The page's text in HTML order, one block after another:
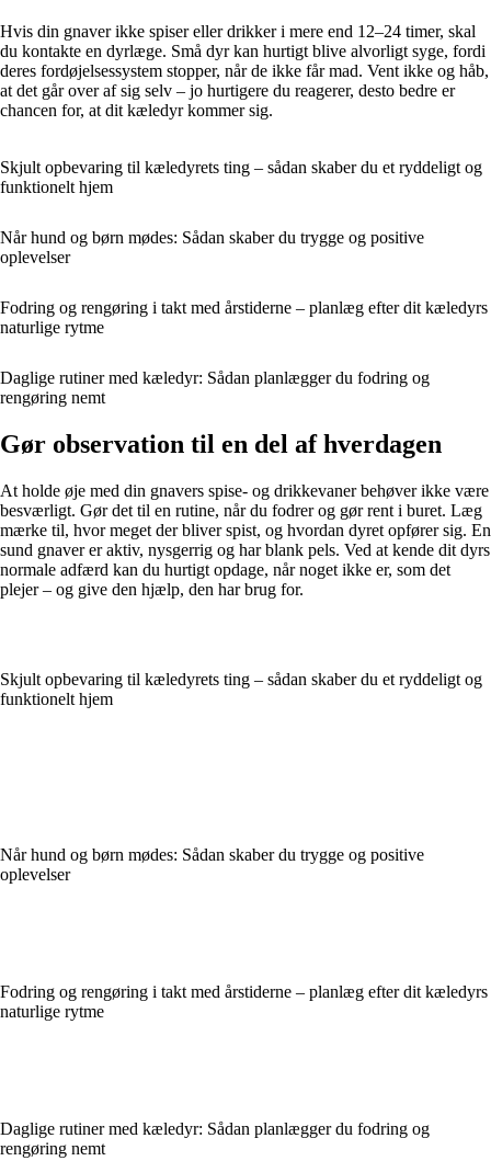
Hvis din gnaver ikke spiser eller drikker i mere end 12–24 timer, skal
du kontakte en dyrlæge. Små dyr kan hurtigt blive alvorligt syge, fordi
deres fordøjelsessystem stopper, når de ikke får mad. Vent ikke og håb,
at det går over af sig selv – jo hurtigere du reagerer, desto bedre er
chancen for, at dit kæledyr kommer sig.
Skjult opbevaring til kæledyrets ting – sådan skaber du et ryddeligt og
funktionelt hjem
Når hund og børn mødes: Sådan skaber du trygge og positive
oplevelser
Fodring og rengøring i takt med årstiderne – planlæg efter dit kæledyrs
naturlige rytme
Daglige rutiner med kæledyr: Sådan planlægger du fodring og
rengøring nemt
Gør observation til en del af hverdagen
At holde øje med din gnavers spise- og drikkevaner behøver ikke være
besværligt. Gør det til en rutine, når du fodrer og gør rent i buret. Læg
mærke til, hvor meget der bliver spist, og hvordan dyret opfører sig. En
sund gnaver er aktiv, nysgerrig og har blank pels. Ved at kende dit dyrs
normale adfærd kan du hurtigt opdage, når noget ikke er, som det
plejer – og give den hjælp, den har brug for.
Skjult opbevaring til kæledyrets ting – sådan skaber du et ryddeligt og
funktionelt hjem
Når hund og børn mødes: Sådan skaber du trygge og positive
oplevelser
Fodring og rengøring i takt med årstiderne – planlæg efter dit kæledyrs
naturlige rytme
Daglige rutiner med kæledyr: Sådan planlægger du fodring og
rengøring nemt